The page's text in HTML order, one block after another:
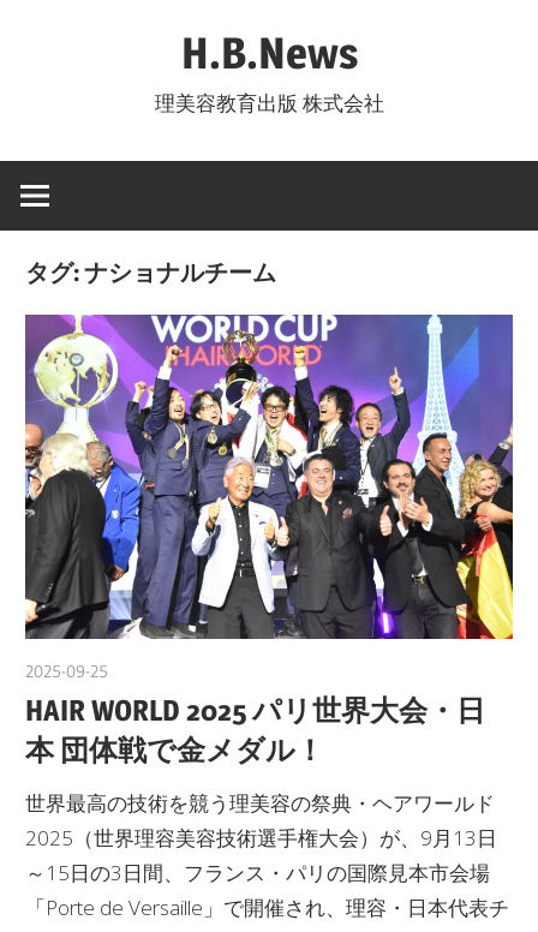
ツ
ス
H.B.News
理美容教育出版 株式会社
タグ:ナショナルチーム
2025-09-25
HAIR WORLD 2025 パリ世界大会・日
本 団体戦で金メダル！
世界最高の技術を競う理美容の祭典・ヘアワールド
2025（世界理容美容技術選手権大会）が、9月13日
～15日の3日間、フランス・パリの国際見本市会場
「Porte de Versaille」で開催され、理容・日本代表チ